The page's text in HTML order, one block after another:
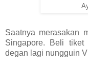
Saatnya merasakan
Singapore. Beli
degan lagi nungguin